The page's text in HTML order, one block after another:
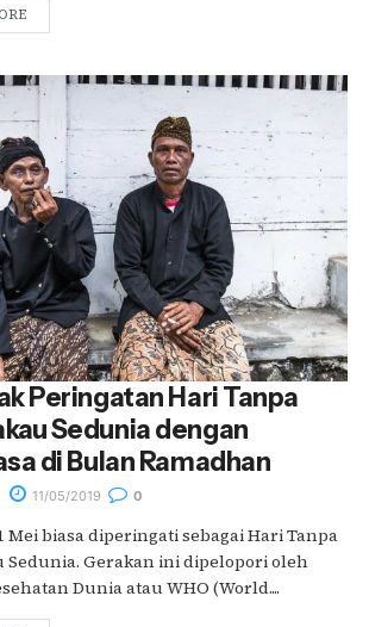
Peringatan Hari Tanpa
Sedunia dengan
di Bulan Ramadhan
11/05/2019 0
Mei biasa diperingati sebagai Hari Tanpa
Sedunia. Gerakan ini dipelopori oleh
Dunia atau WHO (World....